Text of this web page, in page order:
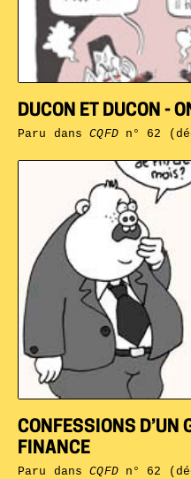
CONFESSIONS D’UN
FINANCE
Paru dansCQFDn° 62
DUCON ET DUCON -
Paru dansCQFDn° 62